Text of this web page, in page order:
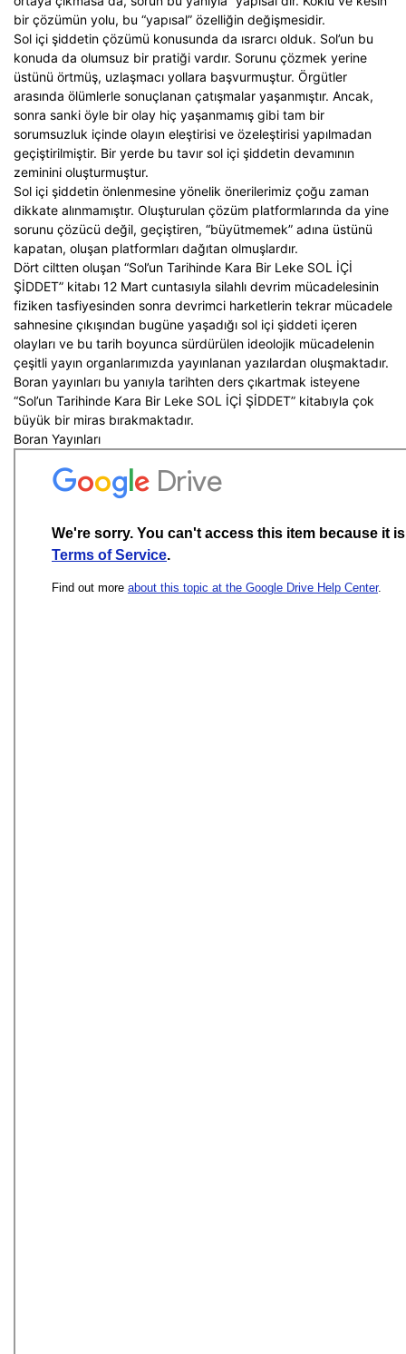
bir çözümün yolu, bu “yapısal” özelliğin değişmesidir.
Sol içi şiddetin çözümü konusunda da ısrarcı olduk. Sol’un bu
konuda da olumsuz bir pratiği vardır. Sorunu çözmek yerine
üstünü örtmüş, uzlaşmacı yollara başvurmuştur. Örgütler
arasında ölümlerle sonuçlanan çatışmalar yaşanmıştır. Ancak,
sonra sanki öyle bir olay hiç yaşanmamış gibi tam bir
sorumsuzluk içinde olayın eleştirisi ve özeleştirisi yapılmadan
geçiştirilmiştir. Bir yerde bu tavır sol içi şiddetin devamının
zeminini oluşturmuştur.
Sol içi şiddetin önlenmesine yönelik önerilerimiz çoğu zaman
dikkate alınmamıştır. Oluşturulan çözüm platformlarında da yine
sorunu çözücü değil, geçiştiren, “büyütmemek” adına üstünü
kapatan, oluşan platformları dağıtan olmuşlardır.
Dört ciltten oluşan “Sol’un Tarihinde Kara Bir Leke SOL İÇİ
ŞİDDET” kitabı 12 Mart cuntasıyla silahlı devrim mücadelesinin
fiziken tasfiyesinden sonra devrimci harketlerin tekrar mücadele
sahnesine çıkışından bugüne yaşadığı sol içi şiddeti içeren
olayları ve bu tarih boyunca sürdürülen ideolojik mücadelenin
çeşitli yayın organlarımızda yayınlanan yazılardan oluşmaktadır.
Boran yayınları bu yanıyla tarihten ders çıkartmak isteyene
“Sol’un Tarihinde Kara Bir Leke SOL İÇİ ŞİDDET” kitabıyla çok
büyük bir miras bırakmaktadır.
Boran Yayınları